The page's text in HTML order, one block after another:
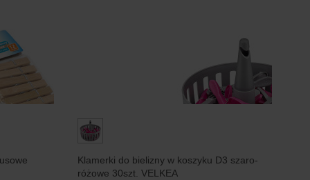
Klamerki do bielizny w koszyku D3 szaro-
różowe 30szt. VELKEA